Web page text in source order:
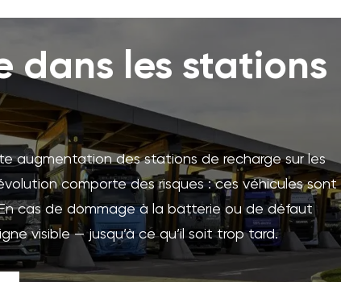
dans les stations
augmentation des stations de recharge sur les
comporte des risques : ces véhicules sont
cas de dommage à la batterie ou de défaut
visible — jusqu’à ce qu’il soit trop tard.